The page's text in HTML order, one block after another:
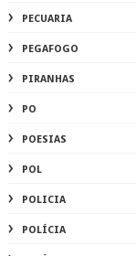
PECUARIA
PEGAFOGO
PIRANHAS
PO
POESIAS
POL
POLICIA
POLÍCIA